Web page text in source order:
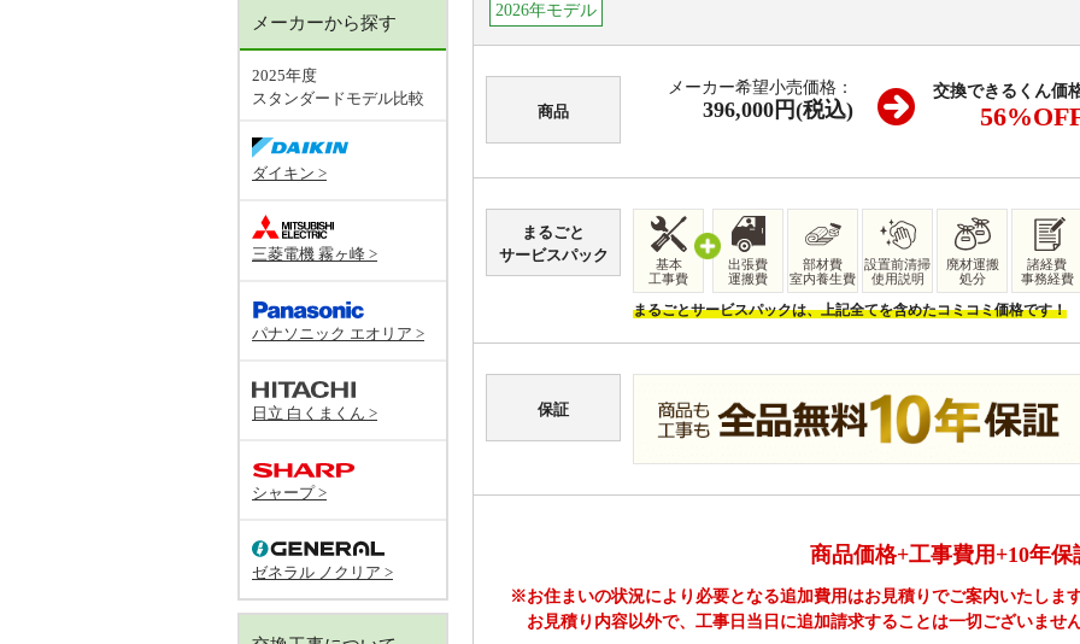
2026年モデル
商品
メーカー希望小売価格：
396,000円(税込)
交換できるくん価
56
まるごと
サービスパック
基本
工事費
出張費
運搬費
部材費
室内養生費
設置前清掃
使用説明
廃材運搬
処分
諸経費
事務経費
まるごとサービスパックは、上記全てを含めたコミコミ価格です！
保証
商品価格+工事費用+10年保
※お住まいの状況により必要となる追加費用はお見積りでご案内いたしま
お見積り内容以外で、工事日当日に追加請求することは一切ございませ
メーカーから探す
2025年度
スタンダードモデル比較
ダイキン >
三菱電機 霧ヶ峰 >
パナソニック エオリア >
日立 白くまくん >
シャープ >
ゼネラル ノクリア >